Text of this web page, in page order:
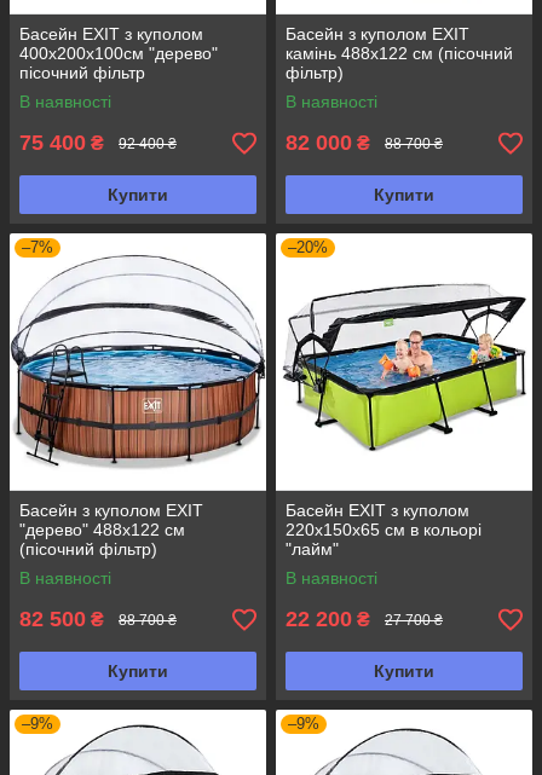
Басейн EXIT з куполом
400х200х100см "дерево"
пісочний фільтр
В наявності
75 400 ₴ 92 400 ₴
Купити
Басейн з куполом EXIT
камінь 488х122 см (пісочний
фільтр)
В наявності
82 000 ₴ 88 700 ₴
Купити
–7%
Басейн з куполом EXIT
"дерево" 488х122 см
(пісочний фільтр)
В наявності
82 500 ₴ 88 700 ₴
Купити
–20%
Басейн EXIT з куполом
220х150х65 см в кольорі
"лайм"
В наявності
22 200 ₴ 27 700 ₴
Купити
–9% –9%